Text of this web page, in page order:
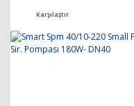
Karşılaştır